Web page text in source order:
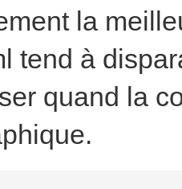
la
tend à
quand la